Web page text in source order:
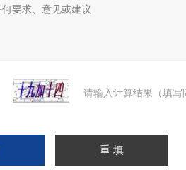
请输入计算结果（填